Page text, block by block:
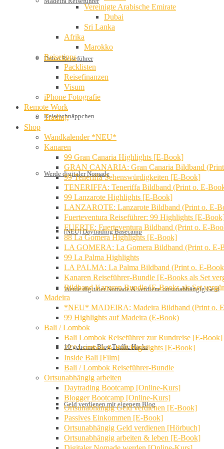
Dubai Reiseführer
Reiseschnäppchen
Werde digitaler Nomade
[NEU] Daytrading Basecamp
Werde digitaler Nomade & verdiene ortsunabhängig Geld
10 geheime Blog Traffic Hacks
Geld verdienen mit eigenem Blog
Vereinigte Arabische Emirate
Dubai
Sri Lanka
Afrika
Marokko
Reisetipps
Packlisten
Reisefinanzen
Visum
iPhone Fotografie
Remote Work
Trading
Shop
Wandkalender *NEU*
Kanaren
99 Gran Canaria Highlights [E-Book]
GRAN CANARIA: Gran Canaria Bildband
99 Teneriffa Sehenswürdigkeiten [E-Book]
TENERIFFA: Teneriffa Bildband (Print o. E-
99 Lanzarote Highlights [E-Book]
LANZAROTE: Lanzarote Bildband (Print o. E-
Fuerteventura Reiseführer: 99 Highlights [E-
FUERTE: Fuerteventura Bildband (Print o. E-
88 La Gomera Highlights [E-Book]
LA GOMERA: La Gomera Bildband (Print o. E-
99 La Palma Highlights
LA PALMA: La Palma Bildband (Print o. E-
Kanaren Reiseführer-Bundle [E-Books als Set
Bildband Kanaren Bundle [E-Books als Set
Madeira
*NEU* MADEIRA: Madeira Bildband (Print o.
99 Highlights auf Madeira (E-Book)
Bali / Lombok
Bali Lombok Reiseführer zur Rundreise [E-Book]
222 Lombok & Bali Highlights [E-Book]
Inside Bali [Film]
Bali / Lombok Reiseführer-Bundle
Ortsunabhängig arbeiten
Daytrading Bootcamp [Online-Kurs]
Blogger Bootcamp [Online-Kurs]
Ortsunabhängig Geld verdienen [E-Book]
Passives Einkommen [E-Book]
Ortsunabhängig Geld verdienen [Hörbuch]
Ortsunabhängig arbeiten & leben [E-Book]